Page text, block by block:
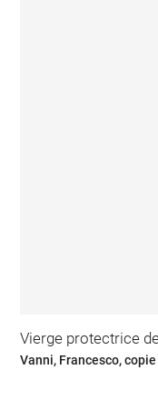
Vierge protectrice